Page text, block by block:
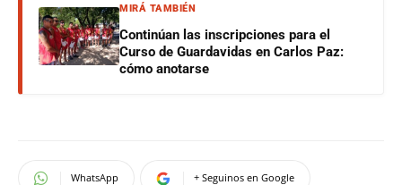
MIRÁ TAMBIÉN
Continúan las inscripciones para el
Curso de Guardavidas en Carlos Paz:
cómo anotarse
WhatsApp + Seguinos en Google